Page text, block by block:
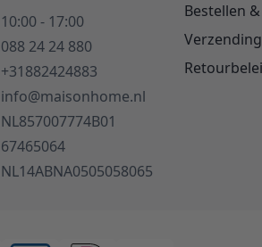
10:00 - 17:00
088 24 24 880
+31882424883
info@maisonhome.nl
NL857007774B01
67465064
NL14ABNA0505058065
Bestellen
Verzending